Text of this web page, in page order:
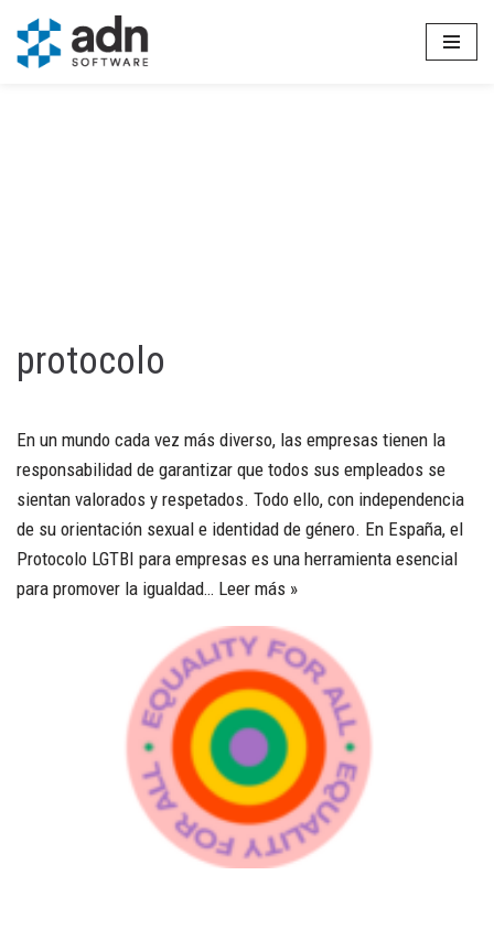
Saltar
protocolo
En un mundo cada vez más diverso, las empresas tienen la
responsabilidad de garantizar que todos sus empleados se
sientan valorados y respetados. Todo ello, con independencia
de su orientación sexual e identidad de género. En España, el
Protocolo LGTBI para empresas es una herramienta esencial
para promover la igualdad… Leer más »